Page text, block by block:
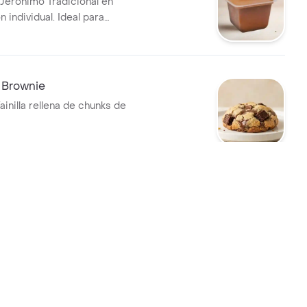
individual. Ideal para
momento.
rellena de chunks de